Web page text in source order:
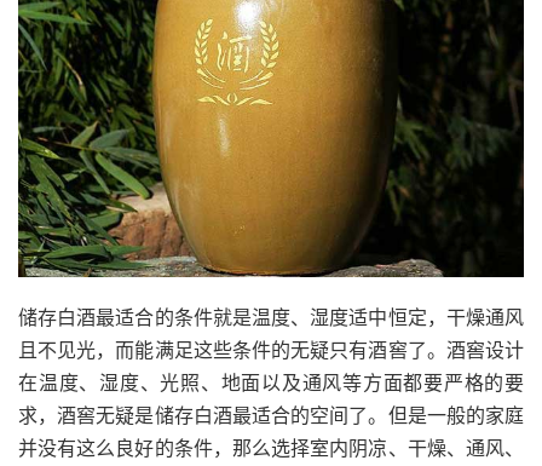
储存白酒最适合的条件就是温度、湿度适中恒定，干燥通风
且不见光，而能满足这些条件的无疑只有酒窖了。酒窖设计
在温度、湿度、光照、地面以及通风等方面都要严格的要
求，酒窖无疑是储存白酒最适合的空间了。但是一般的家庭
并没有这么良好的条件，那么选择室内阴凉、干燥、通风、